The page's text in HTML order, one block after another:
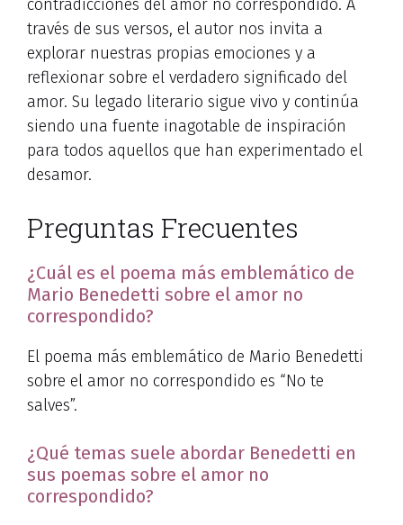
contradicciones del amor no correspondido. A
través de sus versos, el autor nos invita a
explorar nuestras propias emociones y a
reflexionar sobre el verdadero significado del
amor. Su legado literario sigue vivo y continúa
siendo una fuente inagotable de inspiración
para todos aquellos que han experimentado el
desamor.
Preguntas Frecuentes
¿Cuál es el poema más emblemático de
Mario Benedetti sobre el amor no
correspondido?
El poema más emblemático de Mario Benedetti
sobre el amor no correspondido es “No te
salves”.
¿Qué temas suele abordar Benedetti en
sus poemas sobre el amor no
correspondido?